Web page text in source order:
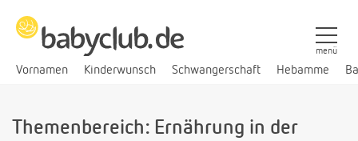
Vornamen Kinderwunsch Schwangerschaft Hebamme
menü
Themenbereich: Ernährung in der